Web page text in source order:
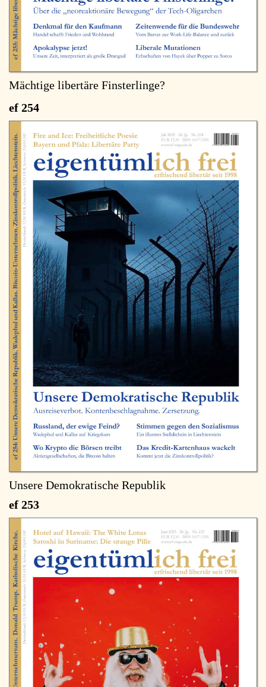
Mächtige libertäre Finsterlinge?
ef 254
Unsere Demokratische Republik
ef 253